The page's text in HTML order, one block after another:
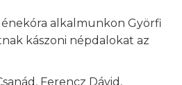
alkalmunkon Györfi
kászoni népdalokat az
Ferencz Dávid,